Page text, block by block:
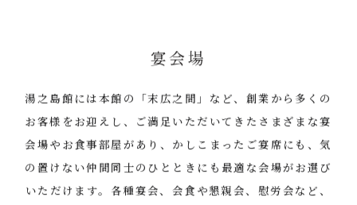
宴会場
湯之島館には本館の「末広之間」など、創業から多くの
お客様をお迎えし、ご満足いただいてきたさまざまな宴
会場やお食事部屋があり、かしこまったご宴席にも、気
の置けない仲間同士のひとときにも最適な会場がお選び
いただけます。各種宴会、会食や懇親会、慰労会など、